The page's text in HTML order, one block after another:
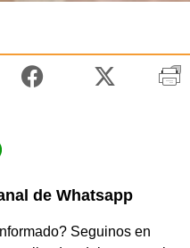
de Whatsapp
Seguinos en